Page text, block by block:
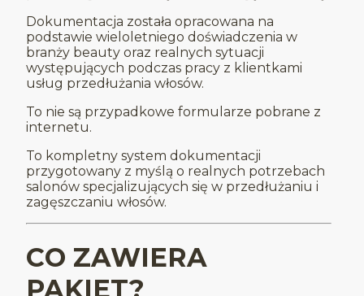
Dokumentacja została opracowana na
podstawie wieloletniego doświadczenia w
branży beauty oraz realnych sytuacji
występujących podczas pracy z klientkami
usług przedłużania włosów.
To nie są przypadkowe formularze pobrane z
internetu.
To kompletny system dokumentacji
przygotowany z myślą o realnych potrzebach
salonów specjalizujących się w przedłużaniu i
zagęszczaniu włosów.
CO ZAWIERA
PAKIET?